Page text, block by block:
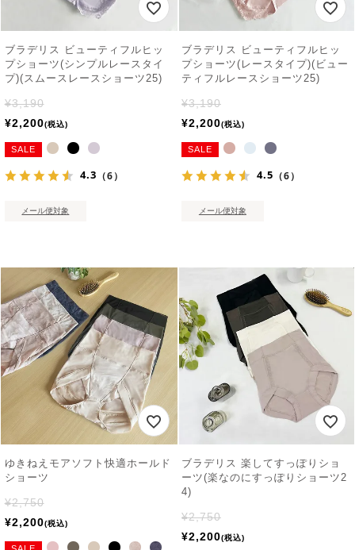
ブラデリス ビューティフルヒッ
プショーツ(シンプルレースタイ
プ)(スムースレースショーツ25)
¥3,190
¥2,200 税込
SALE
4.3 （6）
メール便対象
ブラデリス ビューティフルヒッ
プショーツ(レースタイプ)(ビュー
ティフルレースショーツ25)
¥3,190
¥2,200 税込
SALE
4.5 （6）
メール便対象
ゆきねえモアソフト快適ホールド
ショーツ
¥2,750
¥2,200 税込
ブラデリス 楽してすっぽりショ
ーツ(楽なのにすっぽりショーツ2
4)
¥2,750
¥2,200 税込